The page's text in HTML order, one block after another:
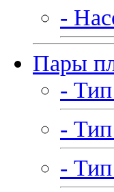
-
Пары
-
-
-